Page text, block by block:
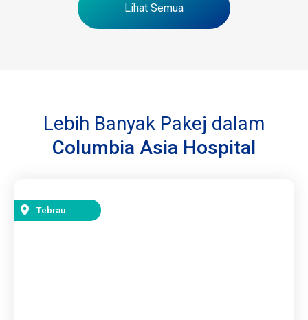
Lihat Semua
Lebih Banyak Pakej dalam
Columbia Asia Hospital
Tebrau